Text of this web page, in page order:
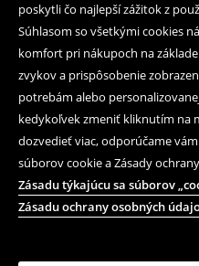
poskytli čo najlepší zážitok z
Súhlasom so všetkými cookies
komfort pri nákupoch na
zvykov a prispôsobenie
potrebám alebo
kedykoľvek zmeniť kliknutím na
dozvedieť viac, odporúčame
súborov cookie a Zásady
Zásadu týkajúcu sa súborov
Zásadu ochrany osobných